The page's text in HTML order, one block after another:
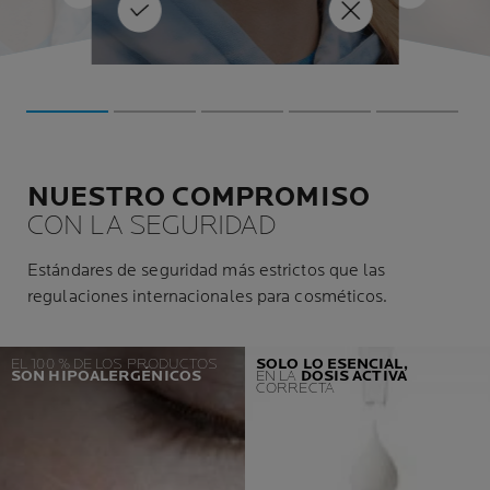
por la
vello
diarias.
MÁS INFORMACIÓN
cáncer. La
MÁS
NUESTRO COMPROMISO
CON LA SEGURIDAD
Estándares de seguridad más estrictos que las
regulaciones internacionales para cosméticos.
EL 100 % DE LOS PRODUCTOS
SON HIPOALERGÉNICOS
SOLO LO ESENCIAL,
EN LA DOSIS ACTIVA
CORRECTA